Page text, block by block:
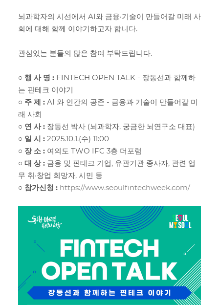
뇌과학자의 시선에서 AI와 금융·기술이 만들어갈 미래 사
회에 대해 함께 이야기하고자 합니다.
관심있는 분들의 많은 참여 부탁드립니다.
○ 행 사 명 : FINTECH OPEN TALK - 장동선과 함께하
는 핀테크 이야기
○ 주 제 :AI 와 인간의 공존 - 금융과 기술이 만들어갈 미
래 사회
○ 연 사 :장동선 박사 (뇌과학자, 궁금한 뇌연구소 대표)
○ 일 시 :2025.10.1.(수) 11:00
○ 장 소 :여의도 TWO IFC 3층 더포럼
○ 대 상 :금융 및 핀테크 기업, 유관기관 종사자, 관련 업
무 취·창업 희망자, 시민 등
○ 참가신청 : https://www.seoulfintechweek.com/